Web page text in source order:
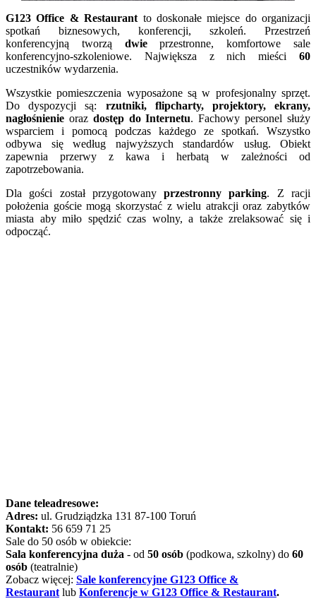
G123 Office & Restaurant to doskonałe miejsce do organizacji
spotkań biznesowych, konferencji, szkoleń. Przestrzeń
konferencyjną tworzą dwieprzestronne, komfortowe sale
konferencyjno-szkoleniowe. Największa z nich mieści 60
uczestników wydarzenia.
Wszystkie pomieszczenia wyposażone są w profesjonalny sprzęt.
Do dyspozycji są: rzutniki, flipcharty, projektory, ekrany,
nagłośnienie oraz dostęp do Internetu. Fachowy personel służy
wsparciem i pomocą podczas każdego ze spotkań. Wszystko
odbywa się według najwyższych standardów usług. Obiekt
zapewnia przerwy z kawa i herbatą w zależności od
zapotrzebowania.
Dla gości został przygotowanyprzestronny parking. Z racji
położenia goście mogą skorzystać z wielu atrakcji oraz zabytków
miasta aby miło spędzić czas wolny, a także zrelaksować się i
odpocząć.
Dane teleadresowe:
Adres: ul. Grudziądzka 131 87-100 Toruń
Kontakt: 56 659 71 25
Sale do 50 osób w obiekcie:
Sala konferencyjna duża - od 50 osób (podkowa, szkolny) do 60
osób (teatralnie)
Zobacz więcej: Sale konferencyjne G123 Office &
Restaurant lub Konferencje w G123 Office & Restaurant.